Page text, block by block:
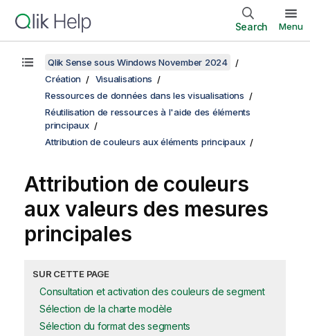
Search Menu
Qlik Sense sous Windows November 2024
Création
Visualisations
Ressources de données dans les visualisations
Réutilisation de ressources à l'aide des éléments
principaux
Attribution de couleurs aux éléments principaux
Attribution de couleurs
aux valeurs des mesures
principales
SUR CETTE PAGE
Consultation et activation des couleurs de segment
Sélection de la charte modèle
Sélection du format des segments